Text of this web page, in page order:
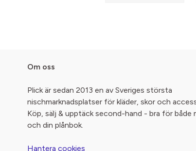
Om oss
Plick är sedan 2013 en av Sveriges största
nischmarknadsplatser för kläder, skor och
Köp, sälj & upptäck second-hand - bra för både
och din plånbok.
Hantera cookies